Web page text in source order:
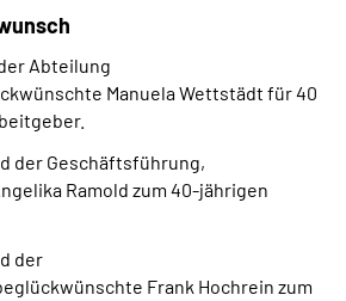
(DGS)
Abteilung
Manuela Wettstädt für 40
der Geschäftsführung,
Ramold zum 40-jährigen
der
Frank Hochrein zum